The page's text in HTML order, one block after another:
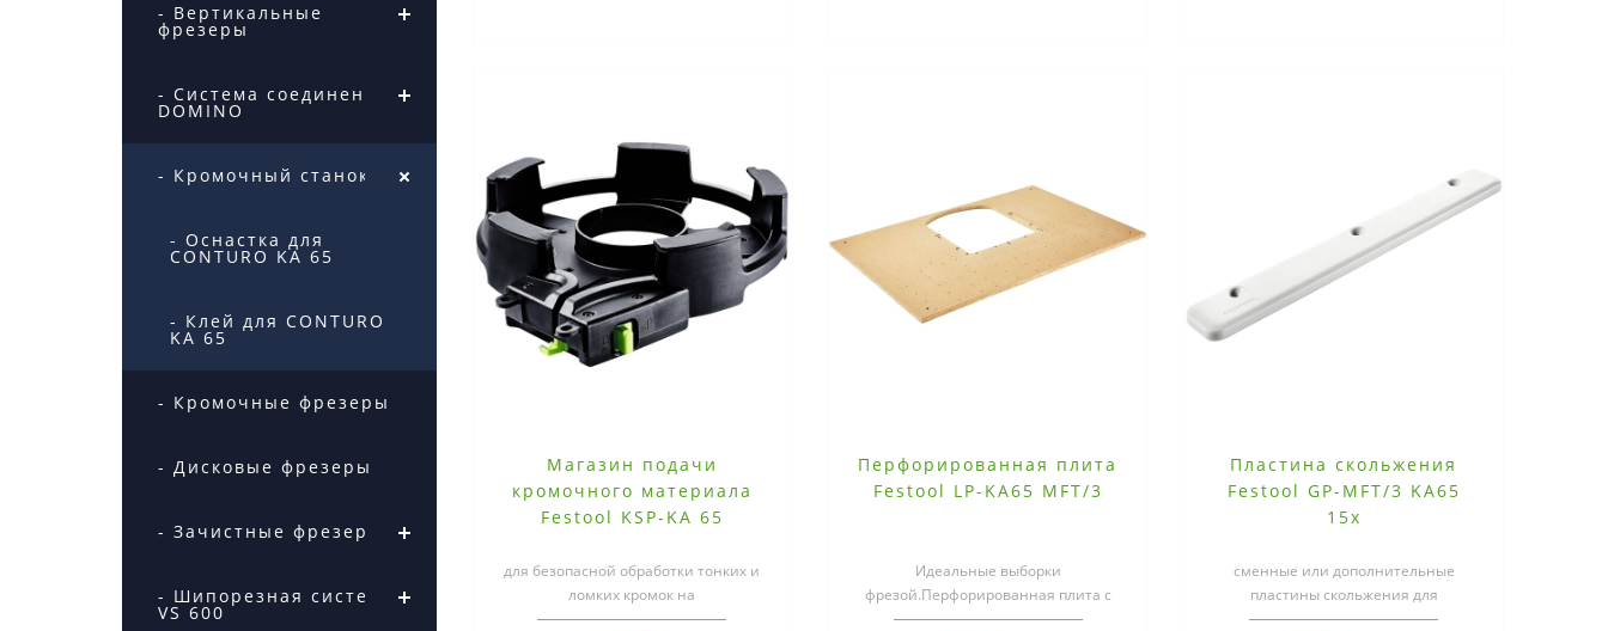
- Вертикальные
фрезеры
- Система соединений
DOMINO
- Кромочный станок
- Оснастка для
CONTURO KA 65
- Клей для CONTURO
KA 65
- Кромочные фрезеры
- Дисковые фрезеры
- Зачистные фрезеры
- Шипорезная система
VS 600
Магазин подачи
кромочного материала
Festool KSP-KA 65
для безопасной обработки тонких и
ломких кромок на
кромкооблицовочной машине KA
Перфорированная плита
Festool LP-KA65 MFT/3
Идеальные выборки
фрезой.Перфорированная плита с
выборкой под стационарную
Пластина скольжения
Festool GP-MFT/3 KA65
15x
сменные или дополнительные
пластины скольжения для
стационарного использования